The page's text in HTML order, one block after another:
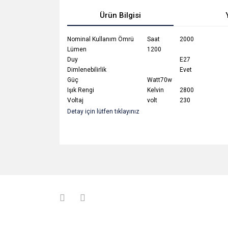
Ürün Bilgisi
Nominal Kullanım Ömrü Saat
2000
Lümen
1200
Duy
E27
Dimlenebilirlik
Evet
Güç
Watt70w
Işık Rengi
Kelvin
2800
Voltaj
volt
230
Detay için lütfen tıklayınız